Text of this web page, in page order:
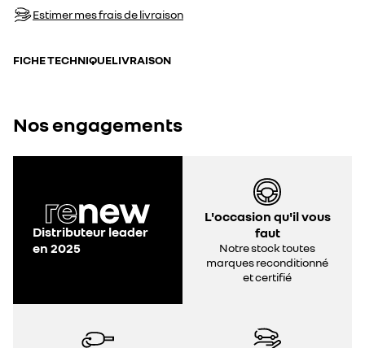
Estimer mes frais de livraison
FICHE TECHNIQUELIVRAISON
Nos engagements
Distributeur leader
en 2025
L'occasion qu'il vous
faut
Notre stock toutes
marques reconditionné
et certifié